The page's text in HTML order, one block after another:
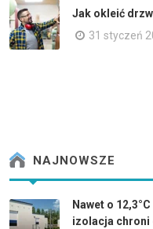
Jak okleić
31 styczeń
NAJNOWSZE
Nawet o
izolacja chroni